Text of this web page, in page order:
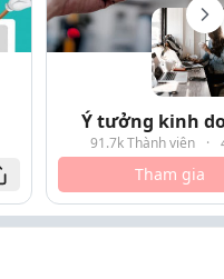
Ý tưởng kinh
91.7k Thành viên ·
Tham gia